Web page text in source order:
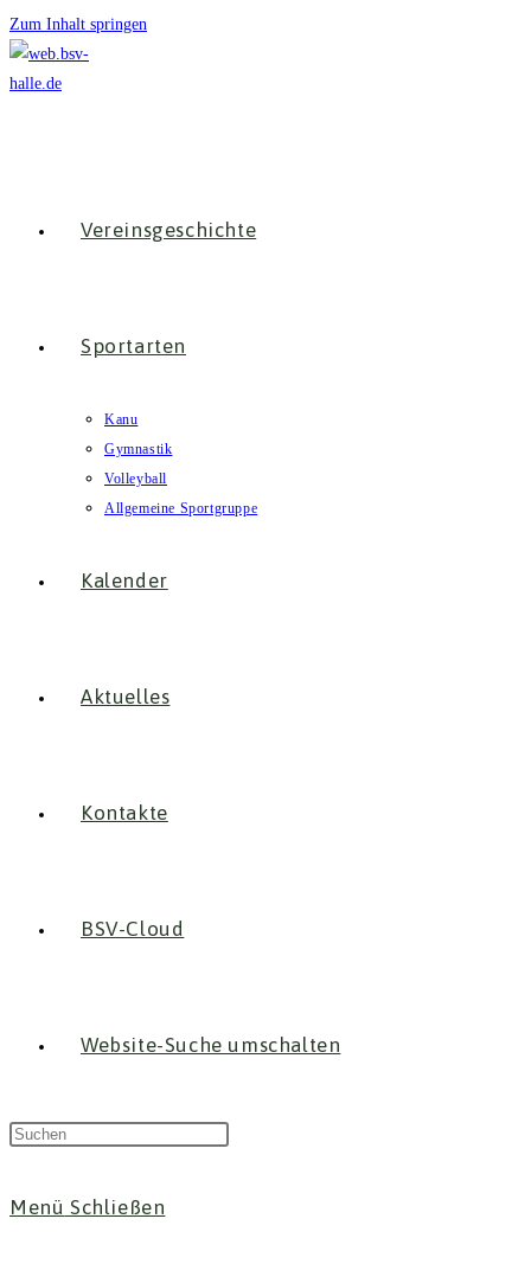
Zum Inhalt springen
Vereinsgeschichte
Sportarten
Kanu
Gymnastik
Volleyball
Allgemeine Sportgruppe
Kalender
Aktuelles
Kontakte
BSV-Cloud
Website-Suche umschalten
Menü Schließen